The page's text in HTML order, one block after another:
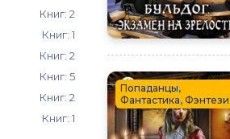
Книг: 2
Книг: 1
Книг: 2
Книг: 5
Книг: 2
Книг: 1
Попаданцы,
Фантастика, Фэнтези